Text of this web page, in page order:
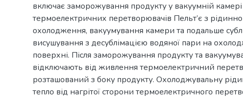
включає заморожування продукту у вакуумній
термоелектричних перетворювачів Пельт’є з
охолодження, вакуумування камери та подальше
висушування з десублімацією водяної пари на
поверхні. Після заморожування продукту та
відключають від живлення термоелектричний
розташований з боку продукту. Охолоджувальну
тепло від нагрітої сторони термоелектричного